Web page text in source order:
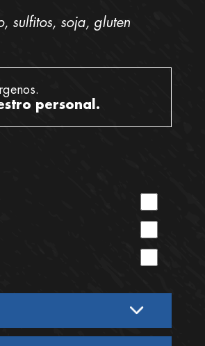
sulfitos, soja, gluten
personal.